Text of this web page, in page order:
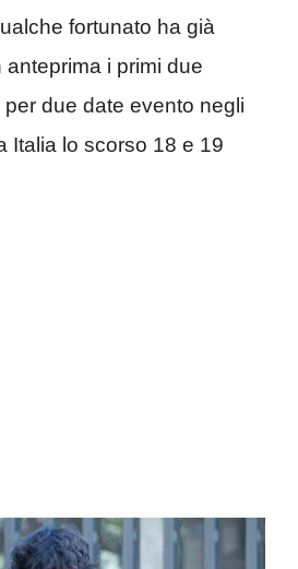
fortunato ha già
i primi due
due date evento negli
Italia lo scorso 18 e 19